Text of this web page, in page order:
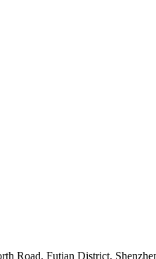
Road, Futian District,